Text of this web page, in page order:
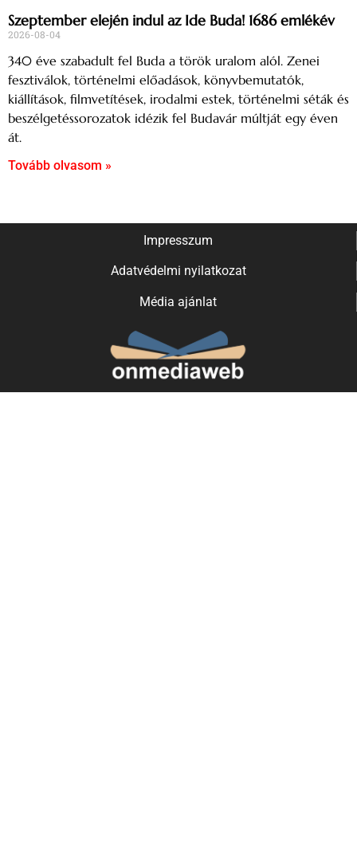
Szeptember elején indul az Ide Buda! 1686 emlékév
2026-08-04
340 éve szabadult fel Buda a török uralom alól. Zenei
fesztiválok, történelmi előadások, könyvbemutatók,
kiállítások, filmvetítések, irodalmi estek, történelmi séták és
beszélgetéssorozatok idézik fel Budavár múltját egy éven
át.
Tovább olvasom »
Impresszum
Adatvédelmi nyilatkozat
Média ajánlat